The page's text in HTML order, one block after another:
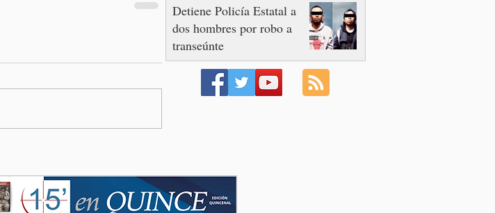
Detiene Policía Estatal a
dos hombres por robo a
transeúnte